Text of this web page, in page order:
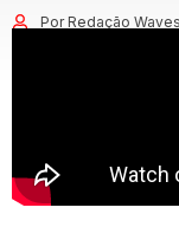
Por Redação Waves